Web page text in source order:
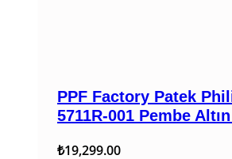
PPF Factory Patek
5711R-001 Pembe
₺19,299.00